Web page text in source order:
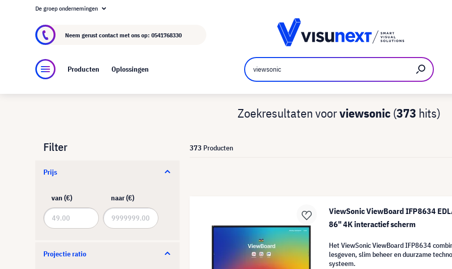
Over visunext.nl
De groep ondernemingen
Neem gerust contact met ons op: 0541768330
Producten Oplossingen
Zoekresultaten voorviewsonic(373 hits)
Filter
Prijs
van (€) naar (€)
Projectie ratio
373 Producten
ViewSonic ViewBoard IFP8634
86" 4K interactief scherm
Het ViewSonic ViewBoard IFP8634
lesgeven, slim beheer en duurzame
systeem.